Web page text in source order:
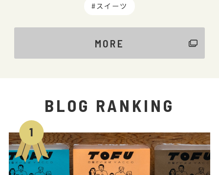
スイーツ
MORE
BLOG RANKING